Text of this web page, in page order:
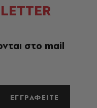
στο mail
ΕΓΓΡΑΦΕΙΤΕ